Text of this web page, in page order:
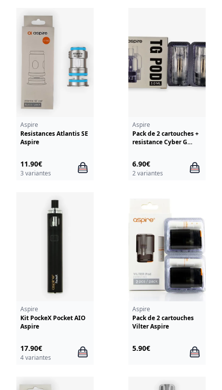
Aspire
Resistances Atlantis SE
Aspire
11.90€
3 variantes
Aspire
Pack de 2 cartouches +
resistance Cyber G
6.90€
2 variantes
Aspire
Kit PockeX Pocket AIO
Aspire
17.90€
4 variantes
Aspire
Pack de 2 cartouches
Vilter Aspire
5.90€